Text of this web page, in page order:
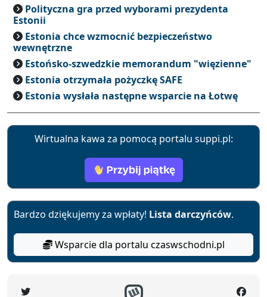
Polityczna gra przed wyborami prezydenta
Estonii
Estonia chce wzmocnić bezpieczeństwo
wewnętrzne
Estońsko-szwedzkie memorandum "więzienne"
Estonia otrzymała pożyczkę SAFE
Estonia wysłała następne wsparcie na Łotwę
Wirtualna kawa za pomocą portalu suppi.pl:
Bardzo dziękujemy za wpłaty! Lista darczyńców.
Wsparcie dla portalu czaswschodni.pl